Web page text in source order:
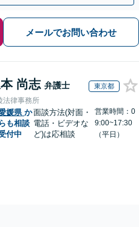
メールでお問い合わせ
尚志 弁護士 東京都
法律事務所
媛県 か
らも相談
付中
面談方法(対面・
電話・ビデオな
ど)は応相談
営業時間：0
9:00~17:30
（平日）